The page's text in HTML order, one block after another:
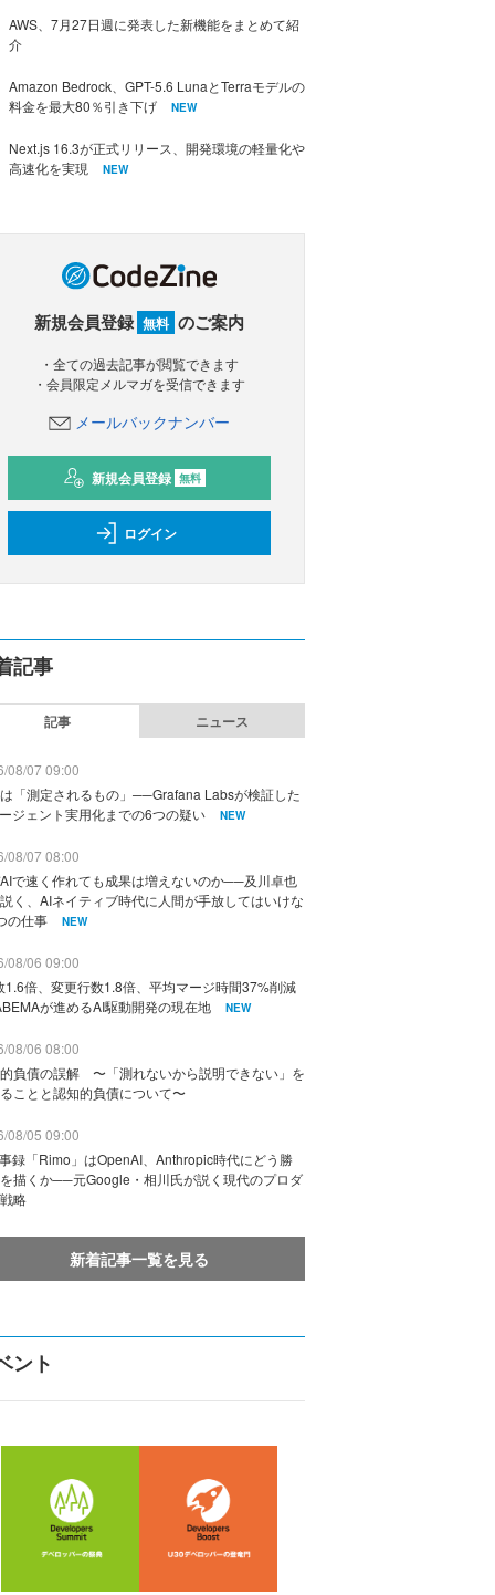
AWS、7月27日週に発表した新機能をまとめて紹
介
Amazon Bedrock、GPT-5.6 LunaとTerraモデルの
料金を最大80％引き下げ
NEW
Next.js 16.3が正式リリース、開発環境の軽量化や
高速化を実現
NEW
新規会員登録 無料 のご案内
・全ての過去記事が閲覧できます
・会員限定メルマガを受信できます
メールバックナンバー
新規会員登録 無料
ログイン
記事
記事 ニュース
08/07 09:00
「測定されるもの」──Grafana Labsが検証した
ジェント実用化までの6つの疑い
NEW
08/07 08:00
で速く作れても成果は増えないのか──及川卓也
く、AIネイティブ時代に人間が手放してはいけな
の仕事
NEW
08/06 09:00
1.6倍、変更行数1.8倍、平均マージ時間37%削減
が進めるAI駆動開発の現在地
NEW
08/06 08:00
負債の誤解 〜「測れないから説明できない」を
ことと認知的負債について〜
08/05 09:00
録「Rimo」はOpenAI、Anthropic時代にどう勝
描くか──元Google・相川氏が説く現代のプロダ
略
新着記事一覧を見る
ント